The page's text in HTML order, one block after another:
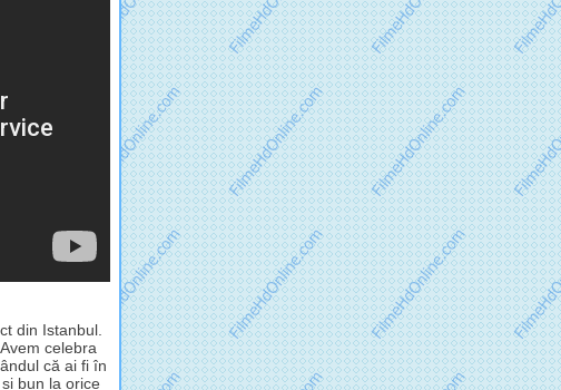
din Istanbul.
celebra
că ai fi în
bun la orice